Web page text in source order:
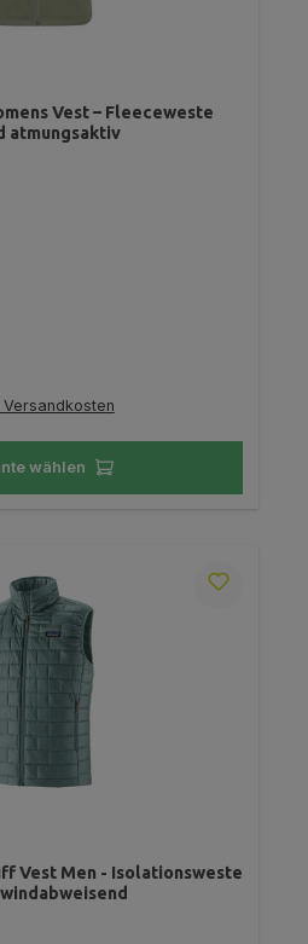
Vest – Fleeceweste
atmungsaktiv
nicht verfügbar.)
nicht verfügbar.)
wählen
Vest Men - Isolationsweste